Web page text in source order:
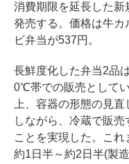
消費期限を延長した
発売する。価格は牛
ビ弁当が537円。
長鮮度化した弁当2品
0℃帯での販売として
上、容器の形態の見
しながら、冷蔵で販
ことを実現した。これ
約1日半～約2日半(製